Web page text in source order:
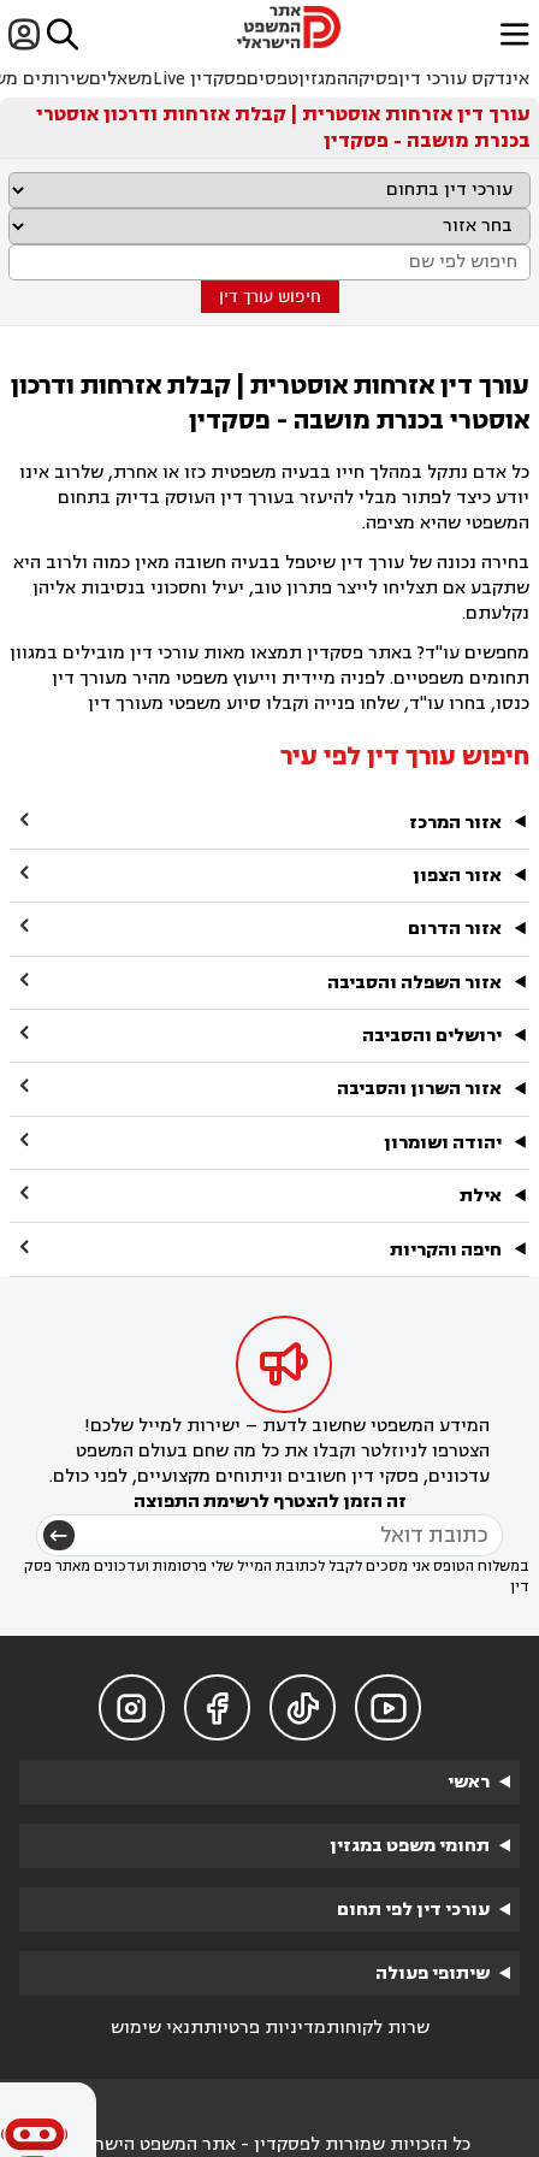

ﱐ
אינדקס עורכי דיןפסיקההמגזיןטפסיםפסקדין Live משאליםשירותים
עורך דין אזרחות אוסטרית | קבלת אזרחות ודרכון אוסטרי
בכנרת מושבה - פסקדין
חיפוש עורך דין
עורך דין אזרחות אוסטרית | קבלת אזרחות ודרכון
אוסטרי בכנרת מושבה - פסקדין
כל אדם נתקל במהלך חייו בבעיה משפטית כזו או אחרת, שלרוב אינו
יודע כיצד לפתור מבלי להיעזר בעורך דין העוסק בדיוק בתחום
המשפטי שהיא מציפה.
בחירה נכונה של עורך דין שיטפל בבעיה חשובה מאין כמוה ולרוב היא
שתקבע אם תצליחו לייצר פתרון טוב, יעיל וחסכוני בנסיבות אליהן
נקלעתם.
מחפשים עו"ד? באתר פסקדין תמצאו מאות עורכי דין מובילים במגוון
תחומים משפטיים. לפניה מיידית וייעוץ משפטי מהיר מעורך דין
כנסו, בחרו עו"ד, שלחו פנייה וקבלו סיוע משפטי מעורך דין
חיפוש עורך דין לפי עיר
אזור המרכז 
אזור הצפון 
אזור הדרום 
אזור השפלה והסביבה 
ירושלים והסביבה 
אזור השרון והסביבה 
יהודה ושומרון 
אילת 
חיפה והקריות 

המידע המשפטי שחשוב לדעת – ישירות למייל שלכם!
הצטרפו לניוזלטר וקבלו את כל מה שחם בעולם המשפט
עדכונים, פסקי דין חשובים וניתוחים מקצועיים, לפני כולם.
זה הזמן להצטרף לרשימת התפוצה
במשלוח הטופס אני מסכים לקבל לכתובת המייל שלי פרסומות ועדכונים מאתר פסק
דין




ראשי
תחומי משפט במגזין
עורכי דין לפי תחום
שיתופי פעולה
שרות לקוחותמדיניות פרטיותתנאי שימוש
כל הזכויות שמורות לפסקדין - אתר המשפט הישראלי